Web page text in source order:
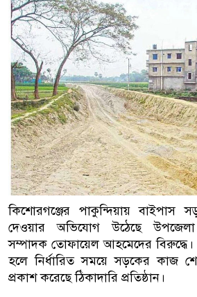
কিশোরগঞ্জের পাকুন্দিয়ায় বাইপাস
দেওয়ার অভিযোগ উঠেছে উপজেলা
সম্পাদক তোফায়েল আহমেদের বিরুদ্ধে।
হলে নির্ধারিত সময়ে সড়কের কাজ
প্রকাশ করেছে ঠিকাদারি প্রতিষ্ঠান।